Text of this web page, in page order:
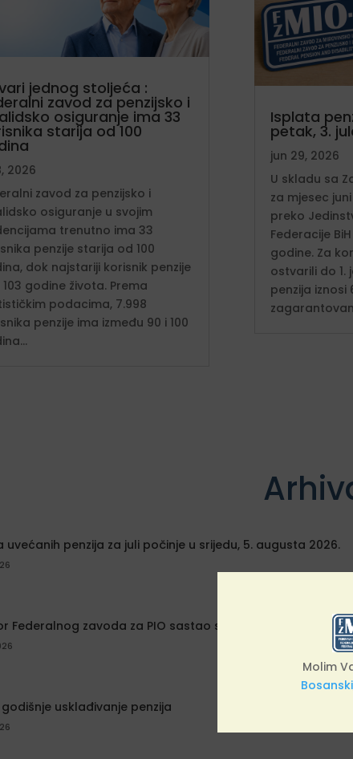
jednog stoljeća :
zavod za penzijsko i
osiguranje ima 33
starija od 100
2026
zavod za penzijsko i
osiguranje u svojim
trenutno ima 33
penzije starija od 100
dok najstariji korisnik penzije
103 godine života. Prema
podacima, 7.998
penzije ima između 90 i 100
Isplata
petak, 3.
jun 29, 2026
U skladu sa
za mjesec
preko
Federacije
godine. Za
ostvarili do 1.
penzija iznosi
uvećanih penzija za juli počinje u srijedu, 5. augusta 2026.
Federalnog zavoda za PIO sastao se s novoizabranim
usklađivanje penzija
Molim
Bosanski